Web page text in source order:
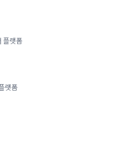
플랫폼
랫폼